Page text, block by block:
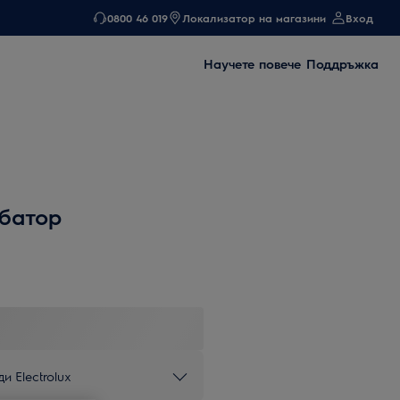
0800 46 019 Локализатор на магазини Вход
Научете повече Поддръжка
Electrolux